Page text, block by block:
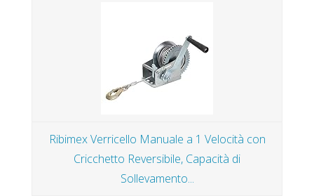
Ribimex Verricello Manuale a 1 Velocità con
Cricchetto Reversibile, Capacità di
Sollevamento...